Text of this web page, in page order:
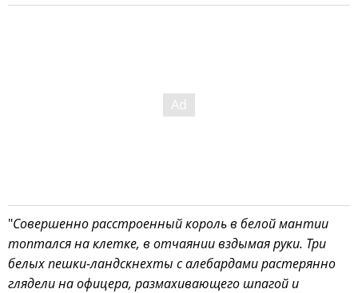
"Совершенно расстроенный король в белой мантии
топтался на клетке, в отчаянии вздымая руки. Три
белых пешки-ландскнехты с алебардами растерянно
глядели на офицера, размахивающего шпагой и